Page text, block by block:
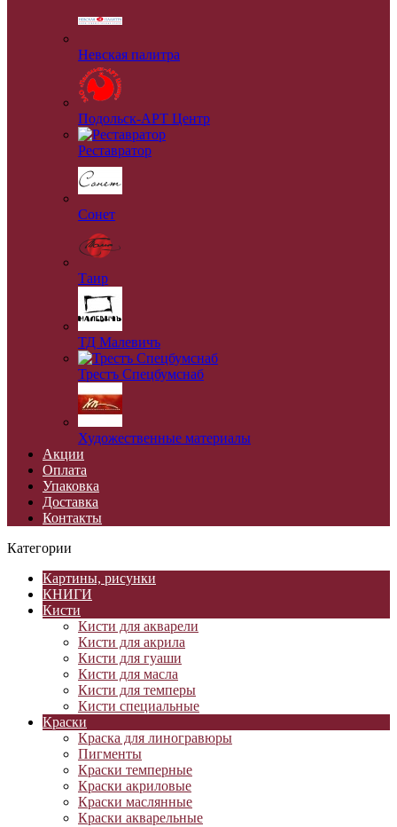
Невская палитра
Подольск-АРТ Центр
Реставратор
Сонет
Таир
ТД Малевичъ
Трестъ Спецбумснаб
Художественные материалы
Акции
Оплата
Упаковка
Доставка
Контакты
Категории
Картины, рисунки
КНИГИ
Кисти
Кисти для акварели
Кисти для акрила
Кисти для гуаши
Кисти для масла
Кисти для темперы
Кисти специальные
Краски
Краска для линогравюры
Пигменты
Краски темперные
Краски акриловые
Краски маслянные
Краски акварельные